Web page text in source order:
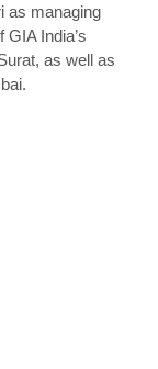
as managing
India’s
as well as